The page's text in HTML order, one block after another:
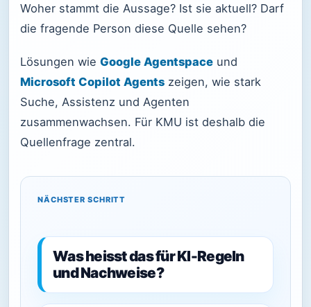
Woher stammt die Aussage? Ist sie aktuell? Darf
die fragende Person diese Quelle sehen?
Lösungen wie Google Agentspace und
Microsoft Copilot Agents zeigen, wie stark
Suche, Assistenz und Agenten
zusammenwachsen. Für KMU ist deshalb die
Quellenfrage zentral.
NÄCHSTER SCHRITT
Was heisst das für KI-Regeln
und Nachweise?